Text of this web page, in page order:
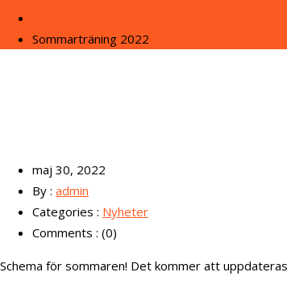
Sommarträning 2022
maj 30, 2022
By : admin
Categories : Nyheter
Comments : (0)
Schema för sommaren! Det kommer att